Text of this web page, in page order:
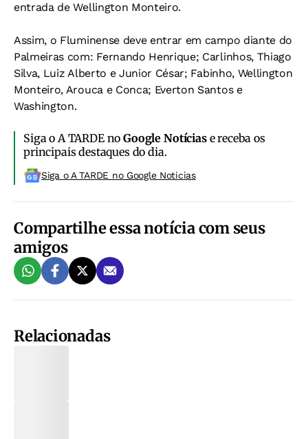
entrada de Wellington Monteiro.
Assim, o Fluminense deve entrar em campo diante do
Palmeiras com: Fernando Henrique; Carlinhos, Thiago
Silva, Luiz Alberto e Junior César; Fabinho, Wellington
Monteiro, Arouca e Conca; Everton Santos e
Washington.
Siga o A TARDE noGoogle Notíciase receba os
principais destaques do dia.
Siga o A TARDE no Google Noticias
Compartilhe essa notícia com seus
amigos
Relacionadas